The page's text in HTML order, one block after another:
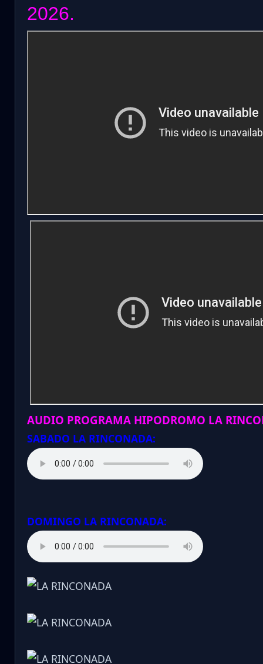
2026.
AUDIO PROGRAMA HIPODROMO LA
SABADO LA RINCONADA:
DOMINGO LA RINCONADA: